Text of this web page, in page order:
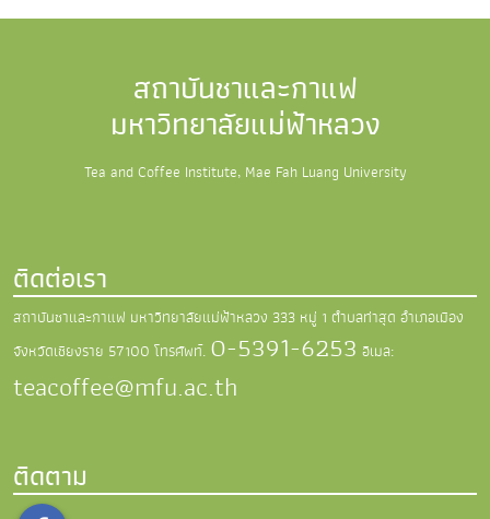
สถาบันชาและกาแฟ
มหาวิทยาลัยแม่ฟ้าหลวง
Tea and Coffee Institute, Mae Fah Luang University
ติดต่อเรา
สถาบันชาและกาแฟ มหาวิทยาลัยแม่ฟ้าหลวง 333 หมู่ 1 ตำบลท่าสุด อำเภอเมือง
จังหวัดเชียงราย 57100 โทรศัพท์. 0-5391-6253 อีเมล:
teacoffee@mfu.ac.th
ติดตาม